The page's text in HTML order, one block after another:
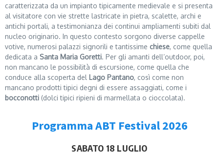
caratterizzata da un impianto tipicamente medievale e si presenta
al visitatore con vie strette lastricate in pietra, scalette, archi e
antichi portali, a testimonianza dei continui ampliamenti subiti dal
nucleo originario. In questo contesto sorgono diverse cappelle
votive, numerosi palazzi signorili e tantissime chiese, come quella
dedicata a Santa Maria Goretti. Per gli amanti dell’outdoor, poi,
non mancano le possibilità di escursione, come quella che
conduce alla scoperta del Lago Pantano, così come non
mancano prodotti tipici degni di essere assaggiati, come i
bocconotti (dolci tipici ripieni di marmellata o cioccolata).
Programma ABT Festival 2026
SABATO 18 LUGLIO